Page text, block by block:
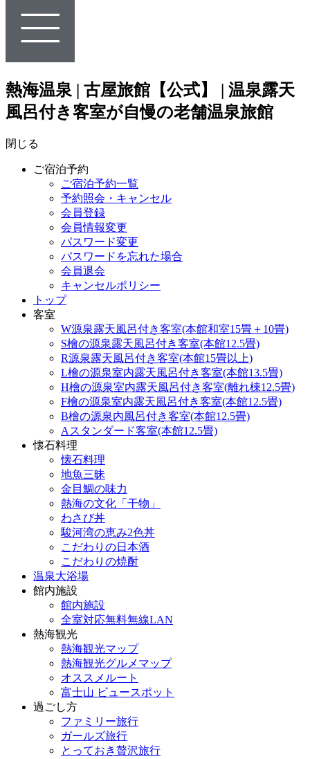
熱海温泉 | 古屋旅館【公式】 | 温泉露天
風呂付き客室が自慢の老舗温泉旅館
閉じる
ご宿泊予約
ご宿泊予約一覧
予約照会・キャンセル
会員登録
会員情報変更
パスワード変更
パスワードを忘れた場合
会員退会
キャンセルポリシー
トップ
客室
W源泉露天風呂付き客室(本館和室15畳＋10畳)
S檜の源泉露天風呂付き客室(本館12.5畳)
R源泉露天風呂付き客室(本館15畳以上)
L檜の源泉室内露天風呂付き客室(本館13.5畳)
H檜の源泉室内露天風呂付き客室(離れ棟12.5畳)
F檜の源泉室内露天風呂付き客室(本館12.5畳)
B檜の源泉内風呂付き客室(本館12.5畳)
Aスタンダード客室(本館12.5畳)
懐石料理
懐石料理
地魚三昧
金目鯛の味力
熱海の文化「干物」
わさび丼
駿河湾の恵み2色丼
こだわりの日本酒
こだわりの焼酎
温泉大浴場
館内施設
館内施設
全室対応無料無線LAN
熱海観光
熱海観光マップ
熱海観光グルメマップ
オススメルート
富士山 ビュースポット
過ごし方
ファミリー旅行
ガールズ旅行
とっておき贅沢旅行